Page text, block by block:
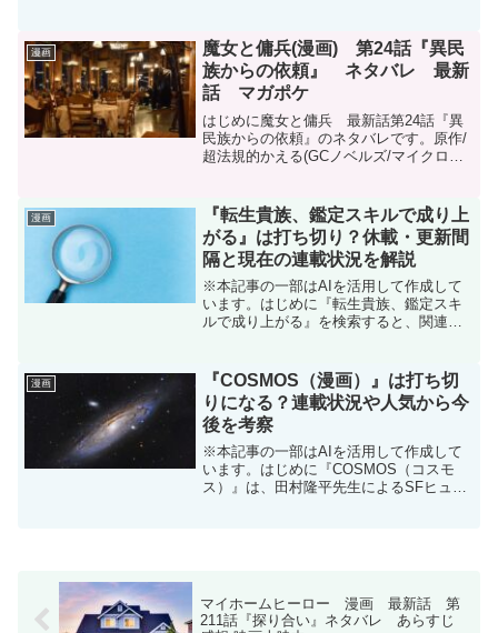
マガポケ (shone...
漫画
魔女と傭兵(漫画) 第24話『異民
族からの依頼』 ネタバレ 最新
話 マガポケ
はじめに魔女と傭兵 最新話第24話『異
民族からの依頼』のネタバレです。原作/
超法規的かえる(GCノベルズ/マイクロマ
的かえる(GCノベルズ/マイクロマガジ...
漫画
『転生貴族、鑑定スキルで成り上
がる』は打ち切り？休載・更新間
隔と現在の連載状況を解説
※本記事の一部はAIを活用して作成して
います。はじめに『転生貴族、鑑定スキ
ルで成り上がる』を検索すると、関連キ
にも、「最近、更新間隔が空いている気
がする」「物語の勢いが...
漫画
『COSMOS（漫画）』は打ち切
りになる？連載状況や人気から今
後を考察
※本記事の一部はAIを活用して作成して
います。はじめに『COSMOS（コスモ
ス）』は、田村隆平先生によるSFヒュー
マイホームヒーロー 漫画 最新話 第
211話『探り合い』ネタバレ あらすじ